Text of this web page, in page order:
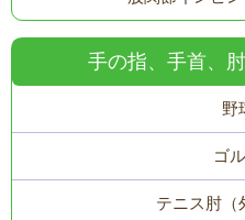
手の指、手首、
野
ゴ
テニス肘（